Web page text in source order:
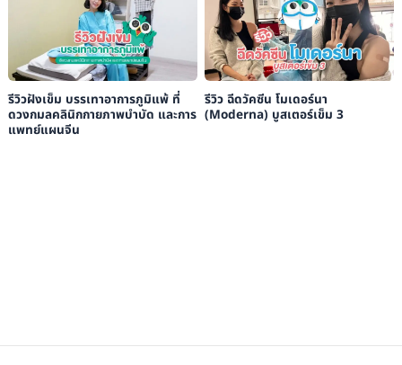
รีวิวฝังเข็ม บรรเทาอาการภูมิแพ้ ที่
ดวงกมลคลินิกกายภาพบำบัด และการ
แพทย์แผนจีน
รีวิว ฉีดวัคซีน โมเดอร์นา
(Moderna) บูสเตอร์เข็ม 3